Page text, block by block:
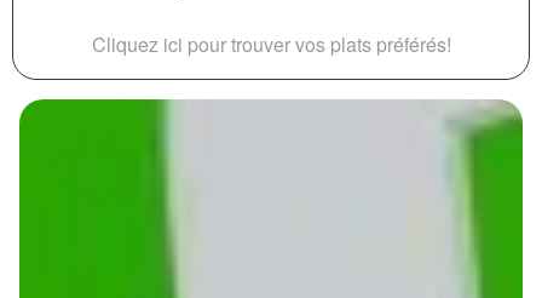
Cliquez ici pour trouver vos plats préférés!